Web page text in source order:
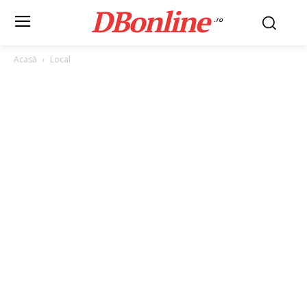
DBonline .ro
Acasă Local